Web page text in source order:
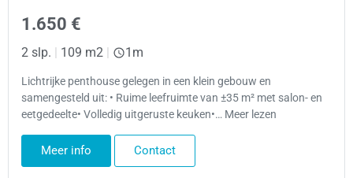
1.650 €
2 slp. | 109 m2 | 1m
Lichtrijke penthouse gelegen in een klein gebouw en
samengesteld uit: • Ruime leefruimte van ±35 m² met salon- en
eetgedeelte• Volledig uitgeruste keuken•… Meer lezen
Meer info Contact